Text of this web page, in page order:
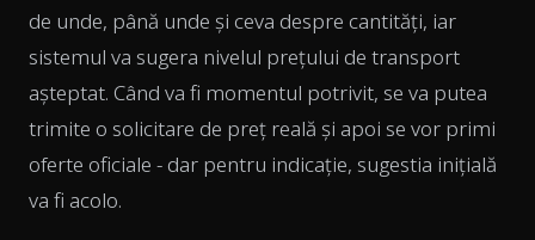
de unde, până unde și ceva despre cantități, iar
sistemul va sugera nivelul prețului de transport
așteptat. Când va fi momentul potrivit, se va putea
trimite o solicitare de preț reală și apoi se vor primi
oferte oficiale - dar pentru indicație, sugestia inițială
va fi acolo.